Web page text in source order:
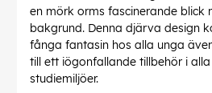
en mörk orms fascinerande blick
bakgrund. Denna djärva design
fånga fantasin hos alla unga
till ett iögonfallande tillbehör i
studiemiljöer.